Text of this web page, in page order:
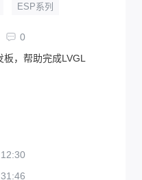
ESP系列
0
，帮助完成LVGL